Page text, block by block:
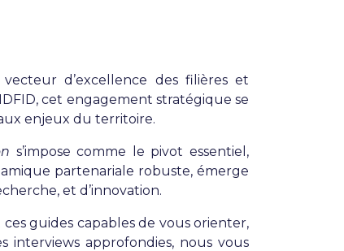
vecteur d’excellence des filières et
cet engagement stratégique se
enjeux du territoire.
s’impose comme le pivot essentiel,
partenariale robuste, émerge
et d’innovation.
guides capables de vous orienter,
interviews approfondies, nous vous